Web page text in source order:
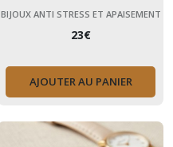
BIJOUX ANTI STRESS ET APAISEMENT
23€
AJOUTER AU PANIER